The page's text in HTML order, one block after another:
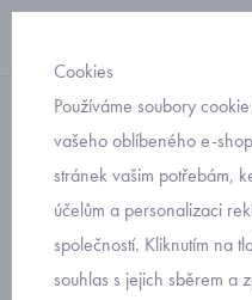
krátký rukáv
dětská
kostičkou
Cookies
Používáme soubory
vašeho oblíbeného e-
stránek vašim potřebám,
účelům a personalizaci
společností. Kliknutím na
souhlas s jejich sběrem a